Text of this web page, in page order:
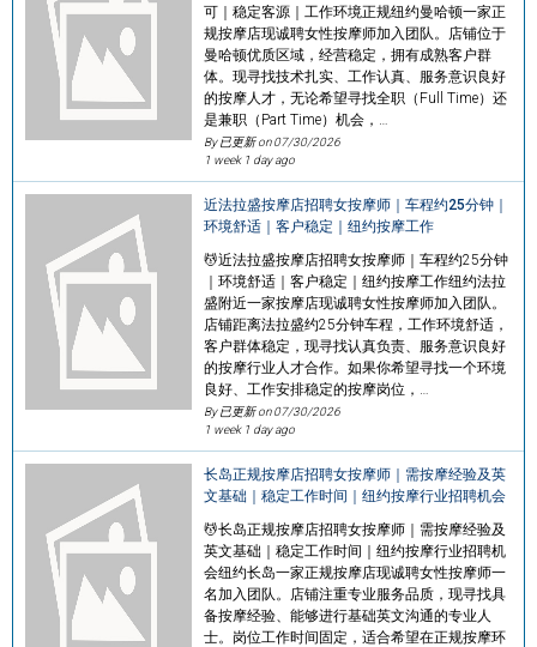
可｜稳定客源｜工作环境正规纽约曼哈顿一家正
规按摩店现诚聘女性按摩师加入团队。店铺位于
曼哈顿优质区域，经营稳定，拥有成熟客户群
体。现寻找技术扎实、工作认真、服务意识良好
的按摩人才，无论希望寻找全职（Full Time）还
是兼职（Part Time）机会，…
By 已更新 on07/30/2026
1 week 1 day ago
近法拉盛按摩店招聘女按摩师｜车程约25分钟｜
环境舒适｜客户稳定｜纽约按摩工作
💆近法拉盛按摩店招聘女按摩师｜车程约25分钟
｜环境舒适｜客户稳定｜纽约按摩工作纽约法拉
盛附近一家按摩店现诚聘女性按摩师加入团队。
店铺距离法拉盛约25分钟车程，工作环境舒适，
客户群体稳定，现寻找认真负责、服务意识良好
的按摩行业人才合作。如果你希望寻找一个环境
良好、工作安排稳定的按摩岗位，…
By 已更新 on07/30/2026
1 week 1 day ago
长岛正规按摩店招聘女按摩师｜需按摩经验及英
文基础｜稳定工作时间｜纽约按摩行业招聘机会
💆长岛正规按摩店招聘女按摩师｜需按摩经验及
英文基础｜稳定工作时间｜纽约按摩行业招聘机
会纽约长岛一家正规按摩店现诚聘女性按摩师一
名加入团队。店铺注重专业服务品质，现寻找具
备按摩经验、能够进行基础英文沟通的专业人
士。岗位工作时间固定，适合希望在正规按摩环